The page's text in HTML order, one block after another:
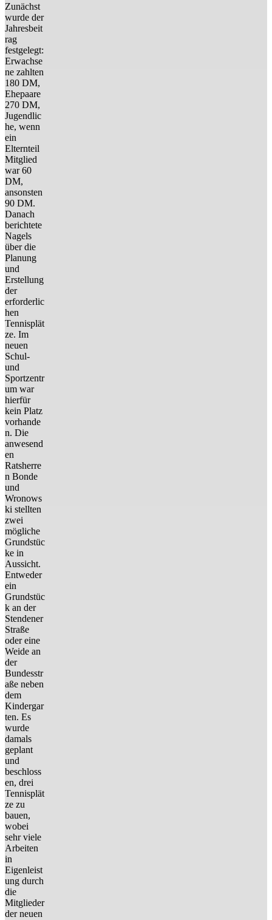
Zunächst
wurde der
Jahresbeit
rag
festgelegt:
Erwachse
ne zahlten
180 DM,
Ehepaare
270 DM,
Jugendlic
he, wenn
ein
Elternteil
Mitglied
war 60
DM,
ansonsten
90 DM.
Danach
berichtete
Nagels
über die
Planung
und
Erstellung
der
erforderlic
hen
Tennisplät
ze. Im
neuen
Schul-
und
Sportzentr
um war
hierfür
kein Platz
vorhande
n. Die
anwesend
en
Ratsherre
n Bonde
und
Wronows
ki stellten
zwei
mögliche
Grundstüc
ke in
Aussicht.
Entweder
ein
Grundstüc
k an der
Stendener
Straße
oder eine
Weide an
der
Bundesstr
aße neben
dem
Kindergar
ten. Es
wurde
damals
geplant
und
beschloss
en, drei
Tennisplät
ze zu
bauen,
wobei
sehr viele
Arbeiten
in
Eigenleist
ung durch
die
Mitglieder
der neuen